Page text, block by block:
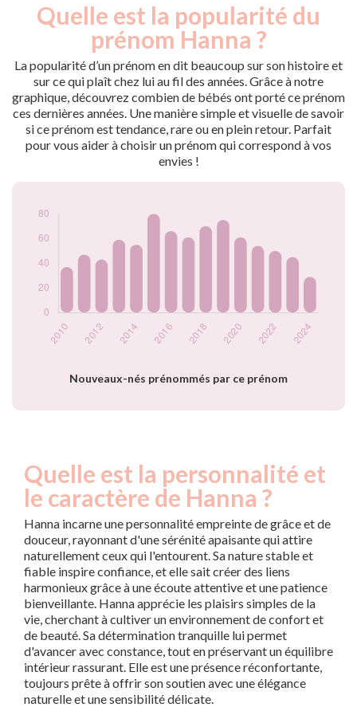
Quelle est la popularité du
prénom Hanna ?
La popularité d’un prénom en dit beaucoup sur son histoire et
sur ce qui plaît chez lui au fil des années. Grâce à notre
graphique, découvrez combien de bébés ont porté ce prénom
ces dernières années. Une manière simple et visuelle de savoir
si ce prénom est tendance, rare ou en plein retour. Parfait
pour vous aider à choisir un prénom qui correspond à vos
envies !
Nouveaux-nés prénommés par ce prénom
Popularité du
Année
Nouveaux-
nés
2010
37
2011
47
2012
43
2013
59
2014
55
2015
80
2019
2020
50
2023
29
Quelle est la personnalité et
le caractère de Hanna ?
Hanna incarne une personnalité empreinte de grâce et de
douceur, rayonnant d'une sérénité apaisante qui attire
naturellement ceux qui l'entourent. Sa nature stable et
fiable inspire confiance, et elle sait créer des liens
harmonieux grâce à une écoute attentive et une patience
bienveillante. Hanna apprécie les plaisirs simples de la
vie, cherchant à cultiver un environnement de confort et
de beauté. Sa détermination tranquille lui permet
d'avancer avec constance, tout en préservant un équilibre
intérieur rassurant. Elle est une présence réconfortante,
toujours prête à offrir son soutien avec une élégance
naturelle et une sensibilité délicate.